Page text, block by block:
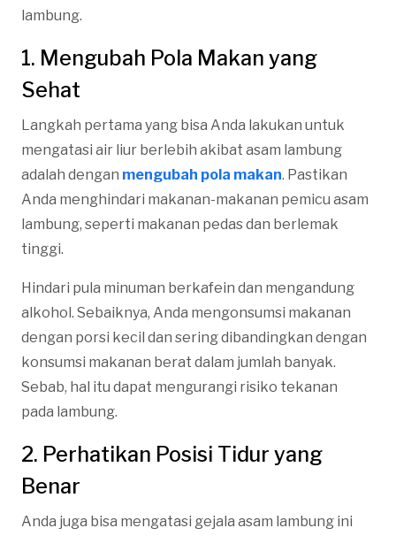
lambung.
1. Mengubah Pola Makan yang
Sehat
Langkah pertama yang bisa Anda lakukan untuk
mengatasi air liur berlebih akibat asam lambung
adalah dengan mengubah pola makan. Pastikan
Anda menghindari makanan-makanan pemicu asam
lambung, seperti makanan pedas dan berlemak
tinggi.
Hindari pula minuman berkafein dan mengandung
alkohol. Sebaiknya, Anda mengonsumsi makanan
dengan porsi kecil dan sering dibandingkan dengan
konsumsi makanan berat dalam jumlah banyak.
Sebab, hal itu dapat mengurangi risiko tekanan
pada lambung.
2. Perhatikan Posisi Tidur yang
Benar
Anda juga bisa mengatasi gejala asam lambung ini